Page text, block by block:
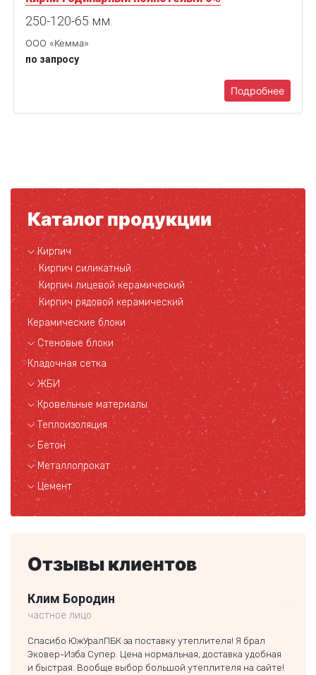
250-120-65 мм.
ООО «Кемма»
по запросу
Подробнее
Каталог продукции
Кирпич
Кирпич силикатный
Кирпич лицевой керамический
Кирпич рядовой керамический
Керамические блоки
Стеновые блоки
Кладочная сетка
ЖБИ
Кровельные материалы
Теплоизоляция
Бетон
Металлопрокат
Цемент
Отзывы клиентов
Клим Бородин
частное лицо
Спасибо ЮжУралПБК за поставку утеплителя! Я брал
Эковер-Изба Супер. Цена нормальная, доставка удобная
и быстрая. Вообще выбор большой утеплителя на сайте!